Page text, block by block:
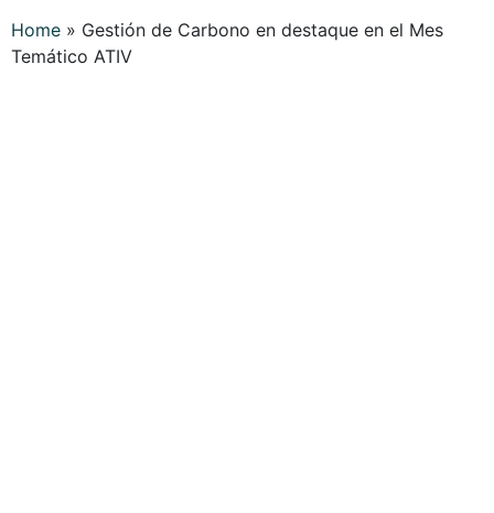
Home » Gestión de Carbono en destaque en el Mes
Temático ATIV